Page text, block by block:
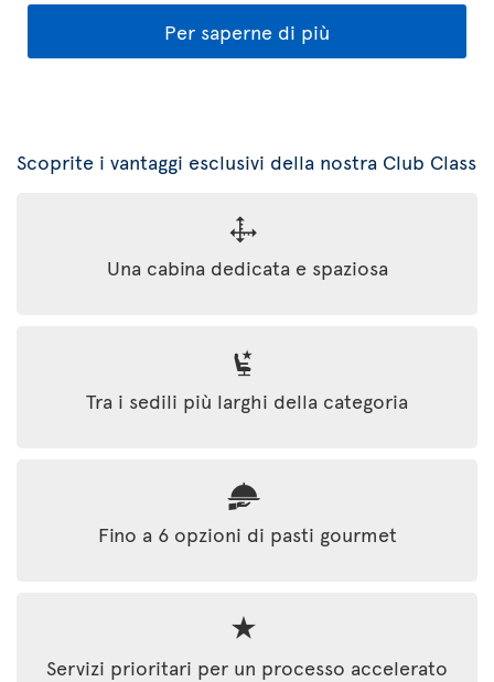
Per saperne di più
Scoprite i vantaggi esclusivi della nostra Club Class
Una cabina dedicata e spaziosa
Tra i sedili più larghi della categoria
Fino a 6 opzioni di pasti gourmet
Servizi prioritari per un processo accelerato